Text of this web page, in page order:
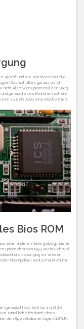
geprüft und alle passiven Bauteile
Das sah alles gut aus bis ich
nicht. Also vom Eprom mal den Weg
und genau dieses Beinchen scheint
zu sein. Also eine Brücke mehr
Bios ROM
einer anderen Karte geborgt, siehe
Eprom aber von 1994 (weiss ich weil
und schon ging es wieder.
inkompatibel weil jemand vor mir
getauscht das sind nur 4 und die
Tantal habe ich durch einen
den Spezifikationen lagen (1,87uF).